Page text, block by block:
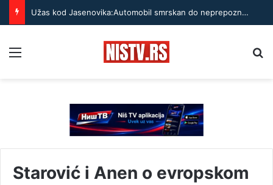
Užas kod Jasenovika:Automobil smrskan do neprepoznatljivosti, točak odleteo – strahuje se da ima teško povređenih
Starović i Anen o evropskom